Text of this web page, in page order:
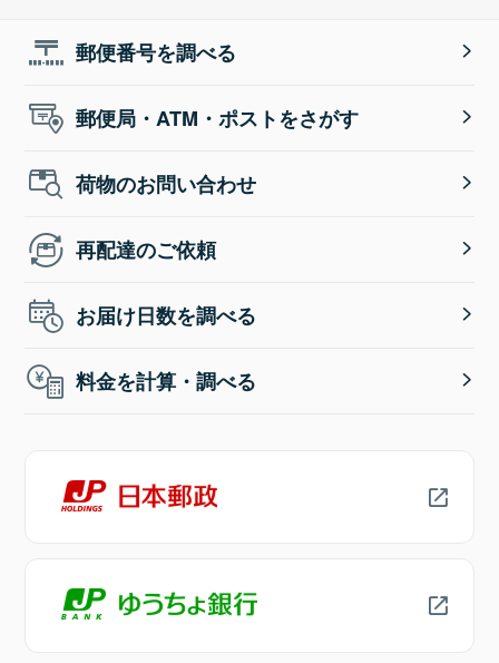
郵便番号を調べる
郵便局・ATM・ポストをさがす
荷物のお問い合わせ
再配達のご依頼
お届け日数を調べる
料金を計算・調べる